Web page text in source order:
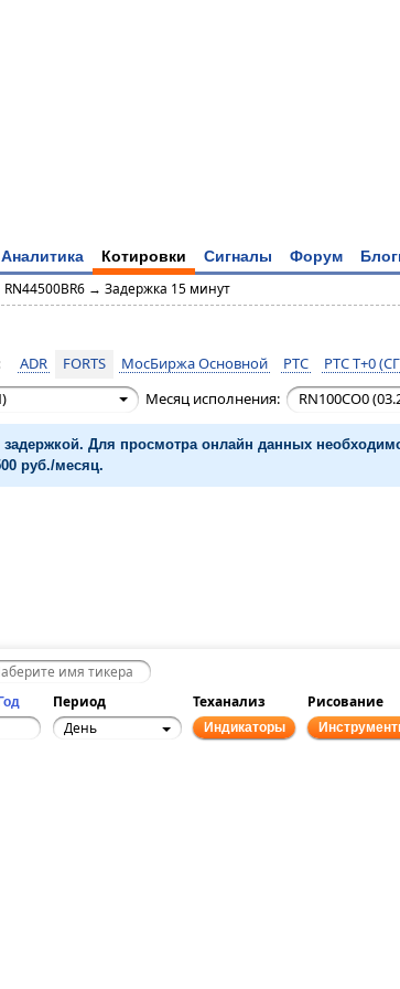
Аналитика Котировки Сигналы Форум
RN44500BR6 → Задержка 15 минут
ADR FORTS МосБиржа Основной РТС
РТС T+0
Месяц исполнения: RN100CO0
Для просмотра онлайн данных
руб./месяц.
Период Теханализ Рисование
День Индикаторы